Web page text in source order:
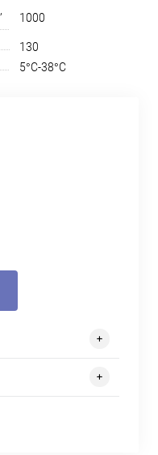
1000
130
5°С-38°С